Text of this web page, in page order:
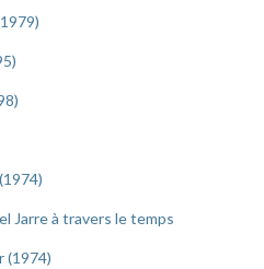
Jarre à travers le temps
(1974)